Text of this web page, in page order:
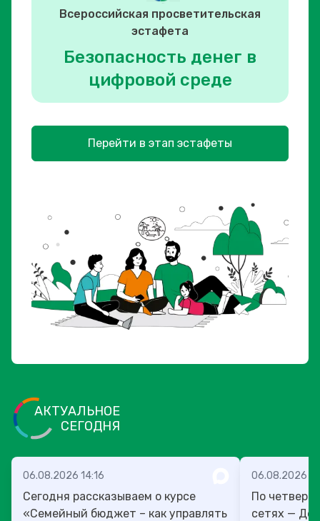
Всероссийская просветительская
эстафета
Безопасность денег в
цифровой среде
Перейти в этап эстафеты
АКТУАЛЬНОЕ
СЕГОДНЯ
06.08.2026 14:16
Сегодня рассказываем о курсе
«Семейный бюджет – как управлять
06.08.2026
По
сетях — День